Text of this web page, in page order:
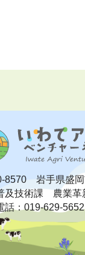
8570 岩手県盛岡
及技術課 農業革
話：019-629-5652